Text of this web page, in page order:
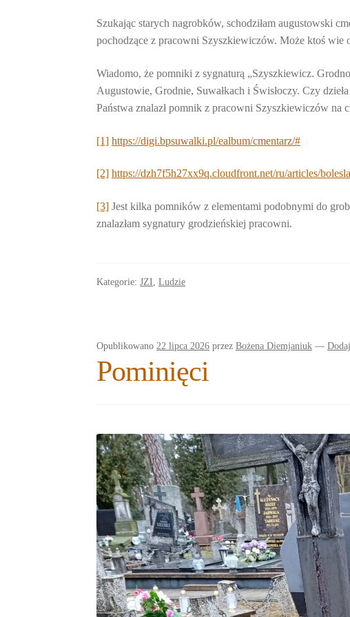
Szukając starych nagrobków, schodziłam augustowski
pochodzące z pracowni Szyszkiewiczów. Może ktoś wie
Wiadomo, że pomniki z sygnaturą „Szyszkiewicz.
Augustowie, Grodnie, Suwałkach i Świsłoczy. Czy
Państwa znalazł pomnik z pracowni Szyszkiewiczów na
[1] https://digi.bpsuwalki.pl/ealbum/cmentarz/#
[2] https://dzh7f5h27xx9q.cloudfront.net/ru/articles/
[3] Jest kilka pomników z elementami podobnymi do
znalazłam sygnatury grodzieńskiej pracowni.
Kategorie:JZI,Ludzie
Opublikowano22 lipca 2026 przezBożena Diemjaniuk —
Pominięci